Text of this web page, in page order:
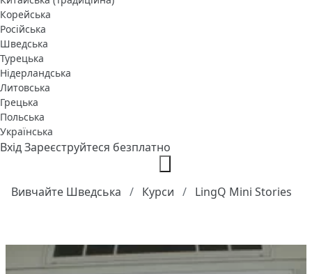
Корейська
Російська
Шведська
Турецька
Нідерландська
Литовська
Грецька
Польська
Українська
ВхідЗареєструйтеся безплатно
Вивчайте Шведська Курси LingQ Mini Stories